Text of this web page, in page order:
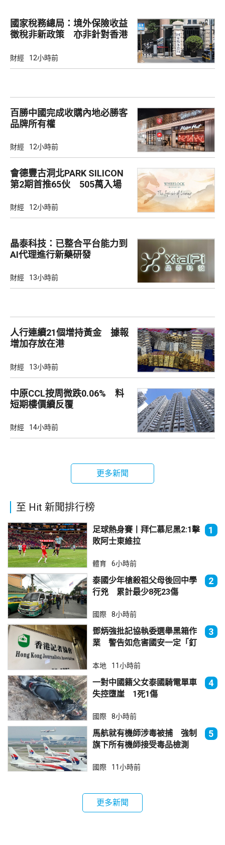
國家稅務總局：境外保險收益
徵稅非新政策 亦非針對香港
財經 12小時前
百勝中國完成收購內地必勝客
品牌所有權
財經 12小時前
會德豐古洞北PARK SILICON
第2期首推65伙 505萬入場
財經 12小時前
晶泰科技：已整合平台能力到
AI代理進行新藥研發
財經 13小時前
人行連續21個增持黃金 據報
增加存放在港
財經 13小時前
中原CCL按周微跌0.06% 料
短期樓價續反覆
財經 14小時前
更多新聞
至 Hit 新聞排行榜
足球熱身賽丨拜仁慕尼黑2:1擊
敗阿士東維拉
1
體育 6小時前
泰國少年槍殺祖父母後回中學
行兇 累計最少8死23傷
2
國際 8小時前
鄧炳強批記協執委選舉黑箱作
業 警告如危害國安一定「釘
3
本地 11小時前
一對中國籍父女泰國騎電單車
失控墮崖 1死1傷
4
國際 8小時前
馬航就有機師涉毒被捕 強制
旗下所有機師接受毒品檢測
5
國際 11小時前
更多新聞